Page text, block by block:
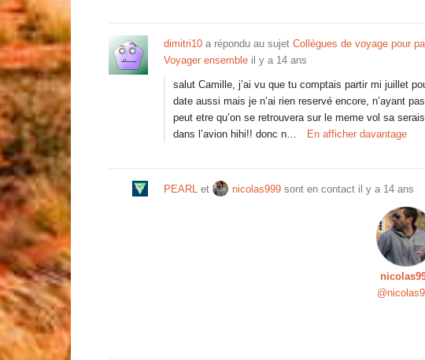
dimitri10 a répondu au sujet Collègues de voyage pour
Voyager ensemble il y a 14 ans
salut Camille, j’ai vu que tu comptais partir mi juillet
date aussi mais je n’ai rien reservé encore, n’ayant
peut etre qu’on se retrouvera sur le meme vol sa
dans l’avion hihi!! donc n…
En afficher davantage
PEARL et nicolas999 sont en contact il y a 14 ans